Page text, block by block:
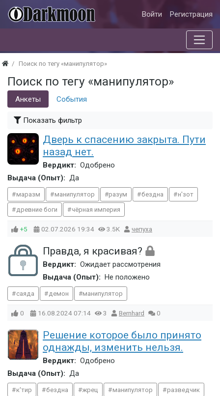
Войти Регистрация
Поиск по тегу «манипулятор»
Поиск по тегу «манипулятор»
Анкеты События
Показать фильтр
Дверь к спасению закрыта. Пути
назад нет.
Вердикт: Одобрено
Выдача (Опыт): Да
маразм манипулятор разум бездна н'зот
древние боги чёрная империя
+5 02.07.2026 19:34 3.5K чепуха
Правда, я красивая?
Вердикт: Ожидает рассмотрения
Выдача (Опыт):
Не положено
саяда демон манипулятор
0 16.08.2024 07:14 3 Bernhard 0
Решение которое было принято
однажды, изменить нельзя.
Вердикт: Одобрено
Выдача (Опыт): Да
к'тир бездна жрец манипулятор разведчик